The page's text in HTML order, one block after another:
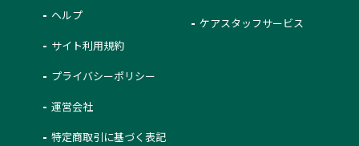
ヘルプ
サイト利用規約
プライバシーポリシー
運営会社
特定商取引に基づく表記
ケアスタッフサービス